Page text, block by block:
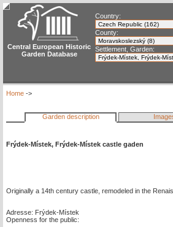
Central European Historic
Garden Database
Country:
County:
Settlement, Garden:
Home ->
Garden description
Frýdek-Místek, Frýdek-Místek castle gaden
Originally a 14th century castle, remodeled in the
Adresse: Frýdek-Místek
Openness for the public: